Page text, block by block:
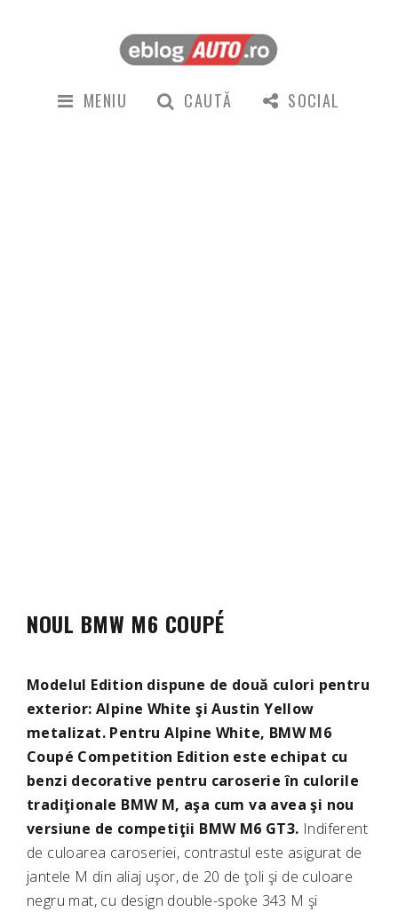
MENIU CAUTĂ SOCIAL
NOUL BMW M6 COUPÉ
Modelul Edition dispune de două culori pentru
exterior: Alpine White şi Austin Yellow
metalizat. Pentru Alpine White, BMW M6
Coupé Competition Edition este echipat cu
benzi decorative pentru caroserie în culorile
tradiţionale BMW M, aşa cum va avea şi nou
versiune de competiţii BMW M6 GT3. Indiferent
de culoarea caroseriei, contrastul este asigurat de
jantele M din aliaj uşor, de 20 de ţoli şi de culoare
negru mat, cu design double-spoke 343 M şi